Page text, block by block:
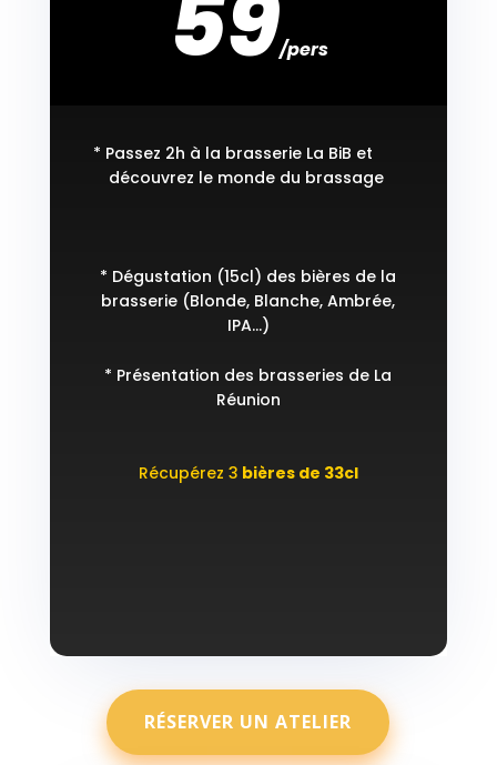
59/pers
* Passez 2h à la brasserie La BiB et
découvrez le monde du brassage
* Dégustation (15cl) des bières de la
brasserie (Blonde, Blanche, Ambrée,
IPA…)
* Présentation des brasseries de La
Réunion
Récupérez 3 bières de 33cl
RÉSERVER UN ATELIER